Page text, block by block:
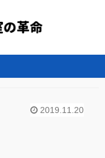
2019.11.20